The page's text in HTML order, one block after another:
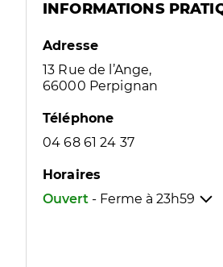
INFORMATIONS
Adresse
13 Rue de l’Ange,
66000 Perpignan
Téléphone
04 68 61 24 37
Horaires
Ouvert - Ferme à 23h59